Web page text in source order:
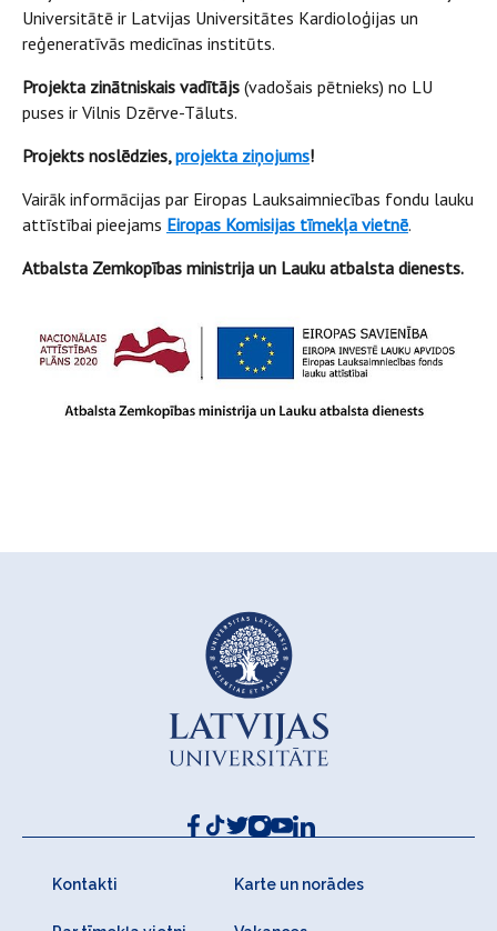
Universitātē ir Latvijas Universitātes Kardioloģijas un
reģeneratīvās medicīnas institūts.
Projekta zinātniskais vadītājs (vadošais pētnieks) no LU
puses ir Vilnis Dzērve-Tāluts.
Projekts noslēdzies,projekta ziņojums!
Vairāk informācijas par Eiropas Lauksaimniecības fondu lauku
attīstībai pieejams Eiropas Komisijas tīmekļa vietnē.
Atbalsta Zemkopības ministrija un Lauku atbalsta dienests.
Kontakti Karte un norādes